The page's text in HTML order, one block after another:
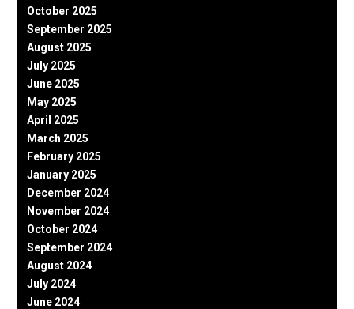
October 2025
September 2025
August 2025
July 2025
June 2025
May 2025
April 2025
March 2025
February 2025
January 2025
December 2024
November 2024
October 2024
September 2024
August 2024
July 2024
June 2024